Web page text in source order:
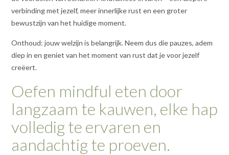
verbinding met jezelf, meer innerlijke rust en een groter
bewustzijn van het huidige moment.
Onthoud: jouw welzijn is belangrijk. Neem dus die pauzes, adem
diep in en geniet van het moment van rust dat je voor jezelf
creëert.
Oefen mindful eten door
langzaam te kauwen, elke hap
volledig te ervaren en
aandachtig te proeven.